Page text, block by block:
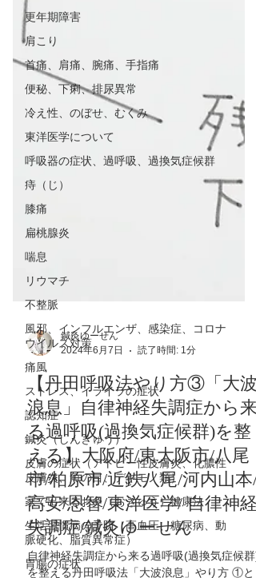
更年期障害
肩こり
首痛、肩痛、腕痛、手指痛
便秘、下痢、排尿異常
冷え性、のぼせ、むくみ
東洋医学について
呼吸器の症状、過呼吸、過換気症候群
痔（じ）
膝痛
扁桃腺炎
喘息
リウマチ
不整脈
風邪、インフルエンザ、感染症、コロナ
ウイルス対策
痛風
ストレス、イライラの症状
認知症
鍼灸（しんきゅう）
皮膚の症状（アトピー性皮膚炎、化膿性
皮膚炎、魚の目、デキモノ類）
家で出来るお灸（おきゅう）健康法
生活習慣病の予防（高血圧、糖尿病、動
脈硬化、脂質異常症）
胃腸の症状
2024年6月7日
読了時間: 1分
【丹田呼吸法やり方③「大波
浪息」自律神経失調症から来
る過呼吸(過換気症候群)を整
える】大阪府/東大阪市/八尾
市/柏原市/近鉄八尾/河内山本/
高安/恩智/東洋医学/ 自律神経
失調症/鍼灸ゆーせん